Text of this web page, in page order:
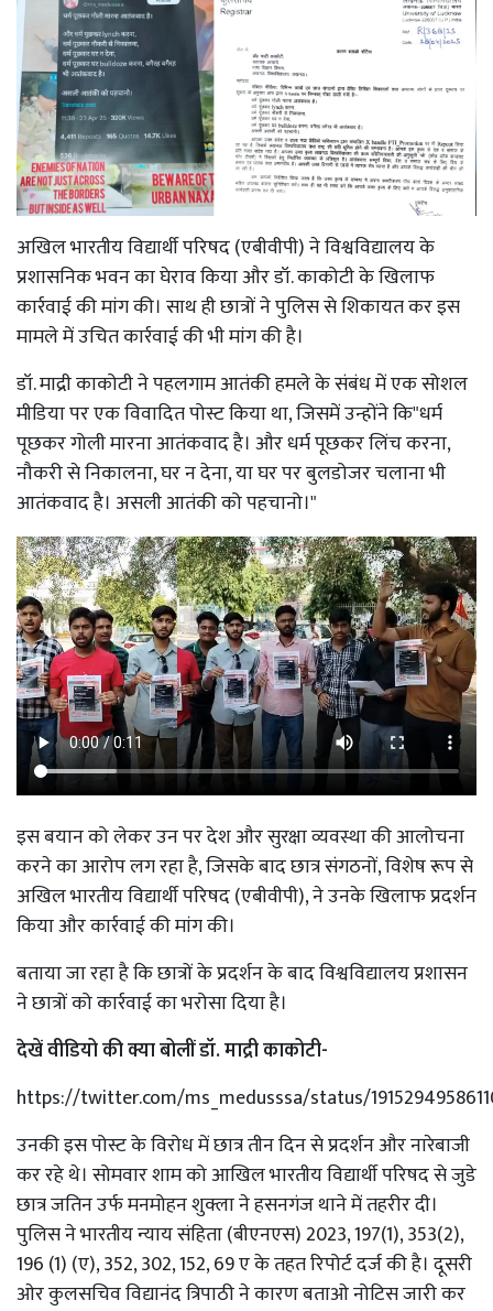
अखिल भारतीय विद्यार्थी परिषद (एबीवीपी) ने विश्वविद्यालय के
प्रशासनिक भवन का घेराव किया और डॉ. काकोटी के खिलाफ
कार्रवाई की मांग की। साथ ही छात्रों ने पुलिस से शिकायत कर इस
मामले में उचित कार्रवाई की भी मांग की है।
डॉ. माद्री काकोटी ने पहलगाम आतंकी हमले के संबंध में एक सोशल
मीडिया पर एक विवादित पोस्ट किया था, जिसमें उन्होंने कि"धर्म
पूछकर गोली मारना आतंकवाद है। और धर्म पूछकर लिंच करना,
नौकरी से निकालना, घर न देना, या घर पर बुलडोजर चलाना भी
आतंकवाद है। असली आतंकी को पहचानो।"
इस बयान को लेकर उन पर देश और सुरक्षा व्यवस्था की आलोचना
करने का आरोप लग रहा है, जिसके बाद छात्र संगठनों, विशेष रूप से
अखिल भारतीय विद्यार्थी परिषद (एबीवीपी), ने उनके खिलाफ प्रदर्शन
किया और कार्रवाई की मांग की।
बताया जा रहा है कि छात्रों के प्रदर्शन के बाद विश्वविद्यालय प्रशासन
ने छात्रों को कार्रवाई का भरोसा दिया है।
देखें वीडियो की क्या बोलीं डॉ. माद्री काकोटी-
https://twitter.com/ms_medusssa/status/
उनकी इस पोस्ट के विरोध में छात्र तीन दिन से प्रदर्शन और नारेबाजी
कर रहे थे। सोमवार शाम को आखिल भारतीय विद्यार्थी परिषद से जुडे
छात्र जतिन उर्फ मनमोहन शुक्ला ने हसनगंज थाने में तहरीर दी।
पुलिस ने भारतीय न्याय संहिता (बीएनएस) 2023, 197(1), 353(2),
196 (1) (ए), 352, 302, 152, 69 ए के तहत रिपोर्ट दर्ज की है। दूसरी
ओर कुलसचिव विद्यानंद त्रिपाठी ने कारण बताओ नोटिस जारी कर